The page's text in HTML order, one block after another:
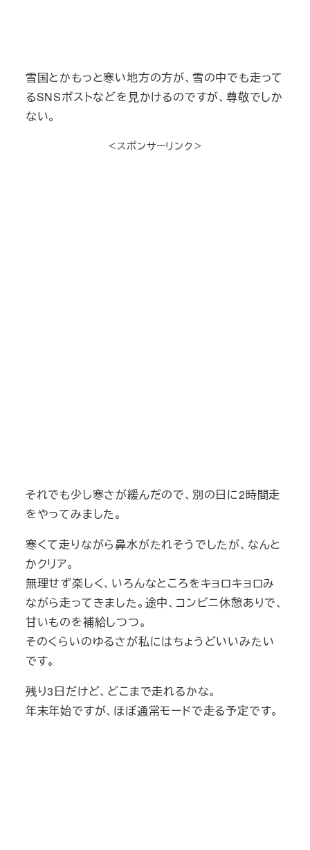
雪国とかもっと寒い地方の方が、雪の中でも走って
るSNSポストなどを見かけるのですが、尊敬でしか
ない。
＜スポンサーリンク＞
それでも少し寒さが緩んだので、別の日に2時間走
をやってみました。
寒くて走りながら鼻水がたれそうでしたが、なんと
かクリア。
無理せず楽しく、いろんなところをキョロキョロみ
ながら走ってきました。途中、コンビニ休憩ありで、
甘いものを補給しつつ。
そのくらいのゆるさが私にはちょうどいいみたい
です。
残り3日だけど、どこまで走れるかな。
年末年始ですが、ほぼ通常モードで走る予定です。